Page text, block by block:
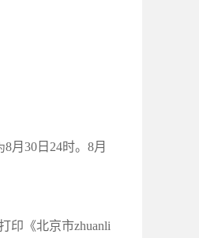
8月30日24时。8月
印《北京市zhuanli